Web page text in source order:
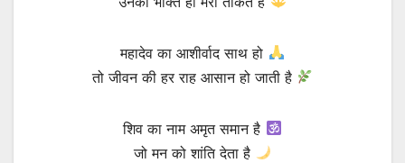
महादेव का आशीर्वाद साथ हो
तो जीवन की हर राह आसान हो जाती है
शिव का नाम अमृत समान है
जो मन को शांति देता है